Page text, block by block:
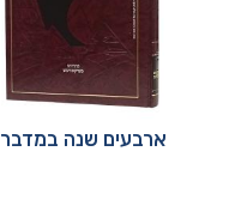
ארבעים שנה במדבר